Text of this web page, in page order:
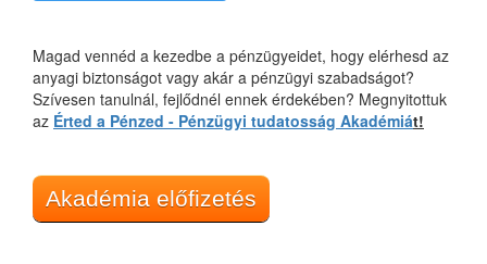
Magad vennéd a kezedbe a pénzügyeidet, hogy elérhesd az
anyagi biztonságot vagy akár a pénzügyi szabadságot?
Szívesen tanulnál, fejlődnél ennek érdekében? Megnyitottuk
az Érted a Pénzed - Pénzügyi tudatosság Akadémiát!
Akadémia előfizetés